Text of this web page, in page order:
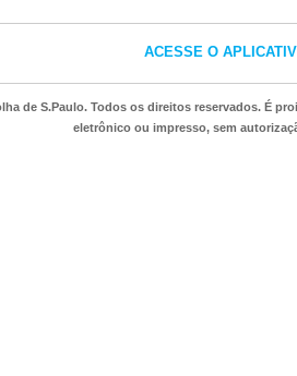
ACESSE O
de S.Paulo. Todos os direitos reservados. É
eletrônico ou impresso, sem